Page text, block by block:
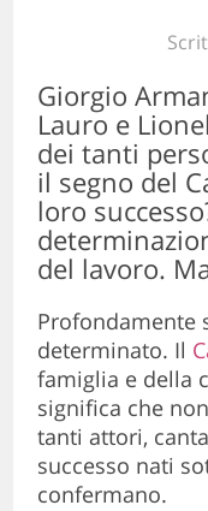
Giorgio
Lauro e
dei tanti
il segno del
loro
del lavoro.
Profondamente
determinato. Il
famiglia e della
significa che
tanti attori,
successo nati
confermano.